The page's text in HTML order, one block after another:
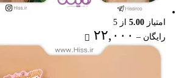
امتیاز 5.00 از 5
رایگان – ۲۲,۰۰۰
رایگان